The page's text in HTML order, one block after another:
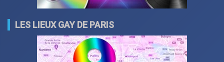
LES LIEUX GAY DE PARIS